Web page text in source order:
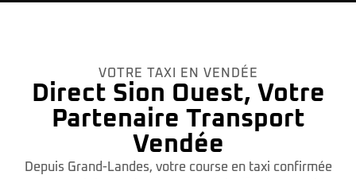
VOTRE TAXI EN VENDÉE
Direct Sion Ouest, Votre
Partenaire Transport
Vendée
Depuis Grand-Landes, votre course en taxi confirmée